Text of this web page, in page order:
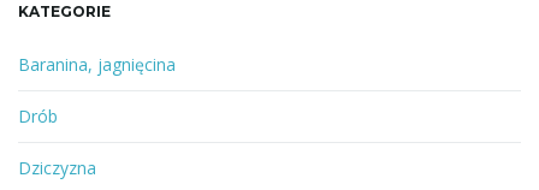
KATEGORIE
Baranina, jagnięcina
Drób
Dziczyzna